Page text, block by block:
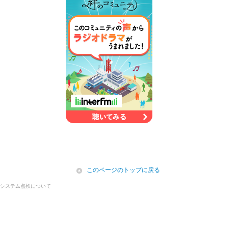
icon
このページのトップに戻る
システム点検について